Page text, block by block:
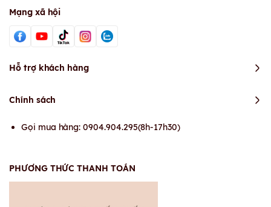
Mạng xã hội
Hỗ trợ khách hàng
Chính sách
Gọi mua hàng: 0904.904.295(8h-17h30)
PHƯƠNG THỨC THANH TOÁN